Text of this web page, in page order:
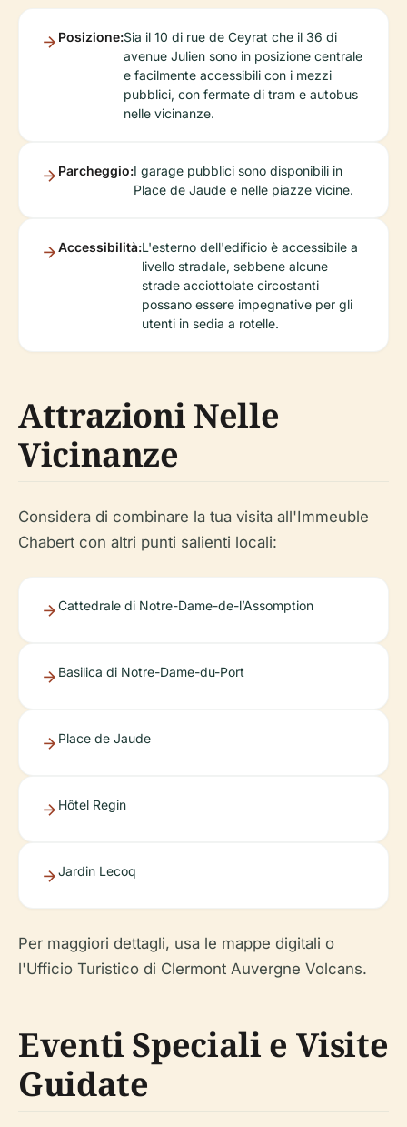
Posizione:Sia il 10 di rue de Ceyrat che il 36 di
avenue Julien sono in posizione centrale
e facilmente accessibili con i mezzi
pubblici, con fermate di tram e autobus
nelle vicinanze.
Parcheggio:I garage pubblici sono disponibili in
Place de Jaude e nelle piazze vicine.
Accessibilità:L'esterno dell'edificio è accessibile a
livello stradale, sebbene alcune
strade acciottolate circostanti
possano essere impegnative per gli
utenti in sedia a rotelle.
Attrazioni Nelle
Vicinanze
Considera di combinare la tua visita all'Immeuble
Chabert con altri punti salienti locali:
Cattedrale di Notre-Dame-de-l’Assomption
Basilica di Notre-Dame-du-Port
Place de Jaude
Hôtel Regin
Jardin Lecoq
Per maggiori dettagli, usa le mappe digitali o
l'Ufficio Turistico di Clermont Auvergne Volcans.
Eventi Speciali e Visite
Guidate